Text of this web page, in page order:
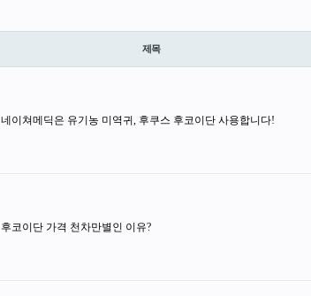
제목
네이쳐메딕은 유기농 미역귀, 후쿠스 후코이단 사용합니다!
후코이단 가격 천차만별인 이유?